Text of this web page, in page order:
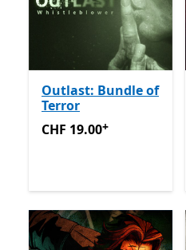
Outlast: Bundle of
Terror
CHF 19.00Avec des
CHF 19.00+